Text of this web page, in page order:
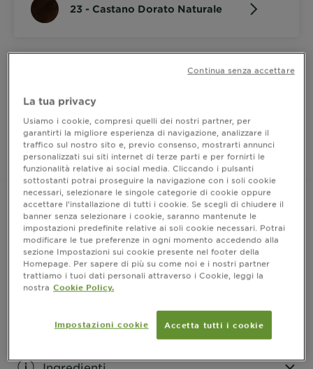
23 - Castano Dorato Naturale
ACQUISTA ORA
Dove acquistare
Risultati
CLOSE SUBPANEL
CLOSE SUBPANEL
La tua privacy
Usiamo i cookie, compresi quelli dei nostri partner, per
garantirti la migliore esperienza di navigazione, analizzare il
traffico sul nostro sito e, previo consenso, mostrarti annunci
personalizzati sui siti internet di terze parti e per fornirti le
funzionalità relative ai social media. Cliccando i pulsanti
sottostanti potrai proseguire la navigazione con i soli cookie
necessari, selezionare le singole categorie di cookie oppure
accettare l’installazione di tutti i cookie. Se scegli di chiudere il
banner senza selezionare i cookie, saranno mantenute le
impostazioni predefinite relative ai soli cookie necessari. Potrai
modificare le tue preferenze in ogni momento accedendo alla
sezione Impostazioni sui cookie presente nel footer della
Homepage. Per sapere di più su come noi e i nostri partner
trattiamo i tuoi dati personali attraverso i Cookie, leggi la
nostra Cookie Policy.
Impostazioni cookie Accetta tutti i cookie
Continua senza accettare